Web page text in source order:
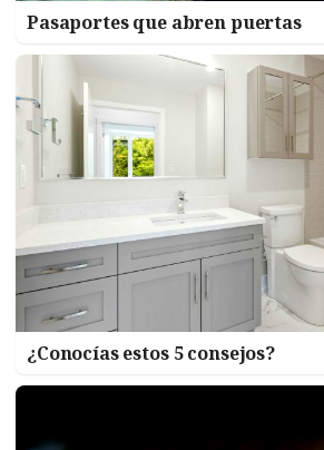
Pasaportes que abren puertas
¿Conocías estos 5 consejos?